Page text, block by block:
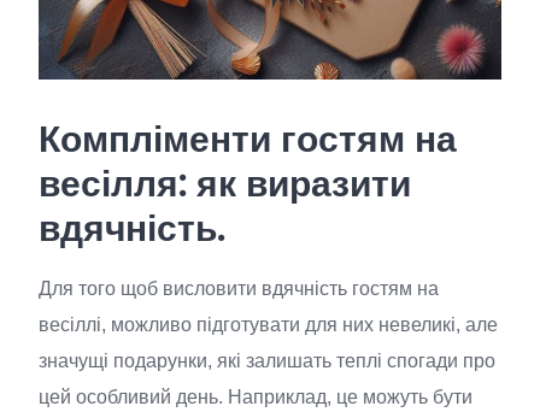
Компліменти гостям на
весілля: як виразити
вдячність.
Для того щоб висловити вдячність гостям на
весіллі, можливо підготувати для них невеликі, але
значущі подарунки, які залишать теплі спогади про
цей особливий день. Наприклад, це можуть бути